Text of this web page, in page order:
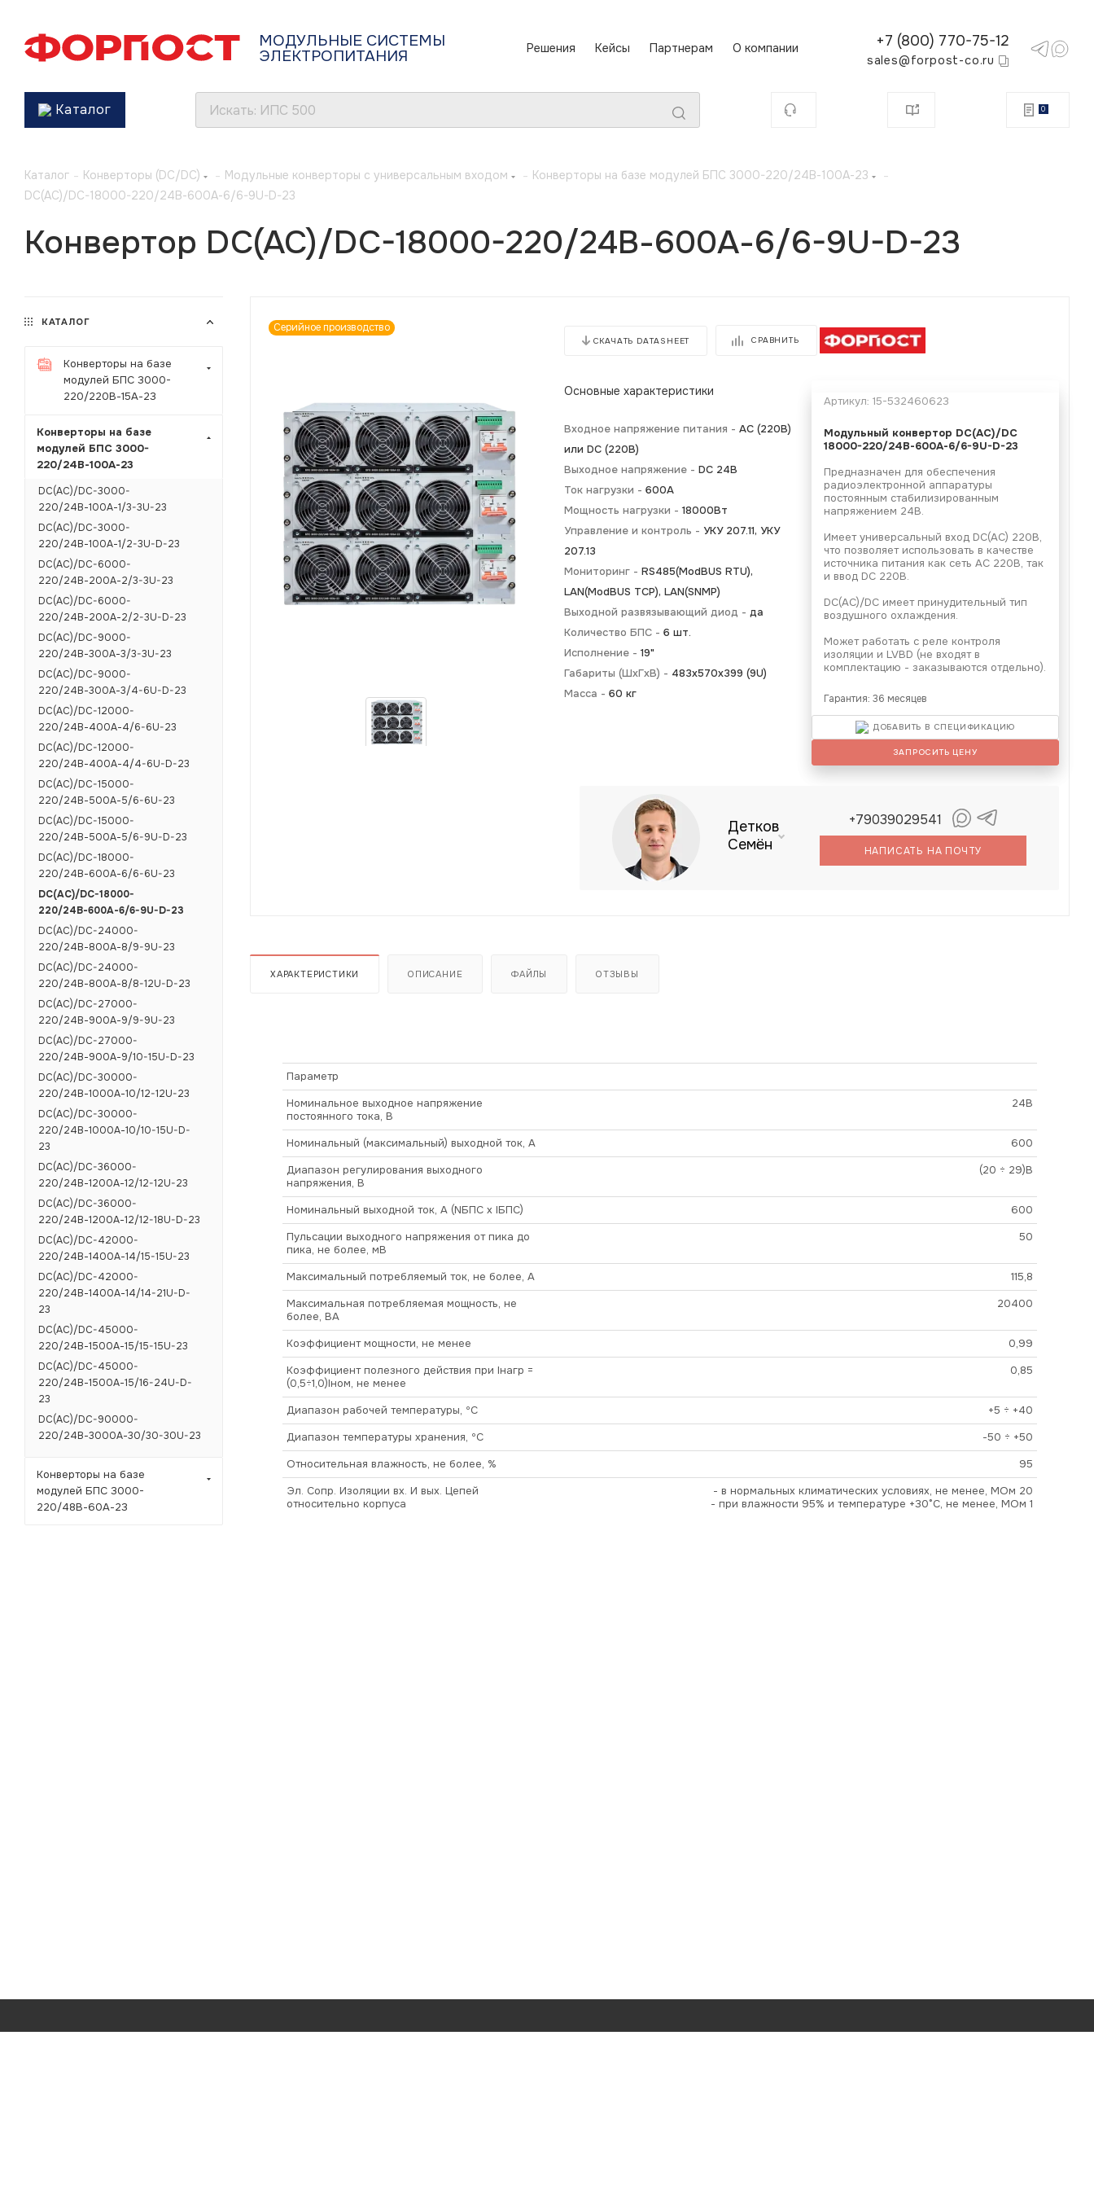
МОДУЛЬНЫЕ СИСТЕМЫ
ЭЛЕКТРОПИТАНИЯ Решения Кейсы Партнерам О компании +7 (800) 770-75-12
sales@forpost-co.ru
Каталог 0
Каталог - Конверторы (DC/DC) - Модульные конверторы с универсальным входом - Конверторы на базе модулей БПС 3000-220/24В-100А-23 -
DC(AC)/DC-18000-220/24В-600А-6/6-9U-D-23
Конвертор DC(AC)/DC-18000-220/24В-600А-6/6-9U-D-23
Серийное производство
СКАЧАТЬ DATASHEET СРАВНИТЬ
Основные характеристики
Входное напряжение питания - АС (220В)
или DC (220В)
Выходное напряжение - DC 24В
Ток нагрузки - 600А
Мощность нагрузки - 18000Вт
Управление и контроль - УКУ 207.11, УКУ
207.13
Мониторинг - RS485(ModBUS RTU),
LAN(ModBUS TCP), LAN(SNMP)
Выходной развязывающий диод - да
Количество БПС - 6 шт.
Исполнение - 19"
Габариты (ШхГхВ) - 483х570х399 (9U)
Масса - 60 кг
Артикул: 15-532460623
Модульный конвертор DC(AC)/DC
18000-220/24В-600А-6/6-9U-D-23
Предназначен для обеспечения
радиоэлектронной аппаратуры
постоянным стабилизированным
напряжением 24В.
Имеет универсальный вход DC(AC) 220В,
что позволяет использовать в качестве
источника питания как сеть АС 220В, так
и ввод DC 220В.
DC(AC)/DC имеет принудительный тип
воздушного охлаждения.
Может работать с реле контроля
изоляции и LVBD (не входят в
комплектацию - заказываются отдельно).
Гарантия: 36 месяцев
ДОБАВИТЬ В СПЕЦИФИКАЦИЮ
ЗАПРОСИТЬ ЦЕНУ
Детков
Семён
+79039029541
НАПИСАТЬ НА ПОЧТУ
ХАРАКТЕРИСТИКИ ОПИСАНИЕ ФАЙЛЫ ОТЗЫВЫ
Параметр
Номинальное выходное напряжение
постоянного тока, В
24В
Номинальный (максимальный) выходной ток, А
600
Диапазон регулирования выходного
напряжения, В
(20 ÷ 29)В
Номинальный выходной ток, А (NБПС х IБПС)
600
Пульсации выходного напряжения от пика до
пика, не более, мВ
50
Максимальный потребляемый ток, не более, А
115,8
Максимальная потребляемая мощность, не
более, ВА
20400
Коэффициент мощности, не менее
0,99
Коэффициент полезного действия при Iнагр =
(0,5÷1,0)Iном, не менее
0,85
Диапазон рабочей температуры, ºС
+5 ÷ +40
Диапазон температуры хранения, ºС
-50 ÷ +50
Относительная влажность, не более, %
95
Эл. Сопр. Изоляции вх. И вых. Цепей
относительно корпуса
- в нормальных климатических условиях, не менее, МОм 20
- при влажности 95% и температуре +30°С, не менее, МОм 1
КАТАЛОГ
Конверторы на базе
модулей БПС 3000-
220/220В-15А-23
Конверторы на базе
модулей БПС 3000-
220/24В-100А-23
DC(AC)/DC-3000-
220/24В-100А-1/3-3U-23
DC(AC)/DC-3000-
220/24В-100А-1/2-3U-D-23
DC(AC)/DC-6000-
220/24В-200А-2/3-3U-23
DC(AC)/DC-6000-
220/24В-200А-2/2-3U-D-23
DC(AC)/DC-9000-
220/24В-300А-3/3-3U-23
DC(AC)/DC-9000-
220/24В-300А-3/4-6U-D-23
DC(AC)/DC-12000-
220/24В-400А-4/6-6U-23
DC(AC)/DC-12000-
220/24В-400А-4/4-6U-D-23
DC(AC)/DC-15000-
220/24В-500А-5/6-6U-23
DC(AC)/DC-15000-
220/24В-500А-5/6-9U-D-23
DC(AC)/DC-18000-
220/24В-600А-6/6-6U-23
DC(AC)/DC-18000-
220/24В-600А-6/6-9U-D-23
DC(AC)/DC-24000-
220/24В-800А-8/9-9U-23
DC(AC)/DC-24000-
220/24В-800А-8/8-12U-D-23
DC(AC)/DC-27000-
220/24В-900А-9/9-9U-23
DC(AC)/DC-27000-
220/24В-900А-9/10-15U-D-23
DC(AC)/DC-30000-
220/24В-1000А-10/12-12U-23
DC(AC)/DC-30000-
220/24В-1000А-10/10-15U-D-
23
DC(AC)/DC-36000-
220/24В-1200А-12/12-12U-23
DC(AC)/DC-36000-
220/24В-1200А-12/12-18U-D-23
DC(AC)/DC-42000-
220/24В-1400А-14/15-15U-23
DC(AC)/DC-42000-
220/24В-1400А-14/14-21U-D-
23
DC(AC)/DC-45000-
220/24В-1500А-15/15-15U-23
DC(AC)/DC-45000-
220/24В-1500А-15/16-24U-D-
23
DC(AC)/DC-90000-
220/24В-3000А-30/30-30U-23
Конверторы на базе
модулей БПС 3000-
220/48В-60А-23